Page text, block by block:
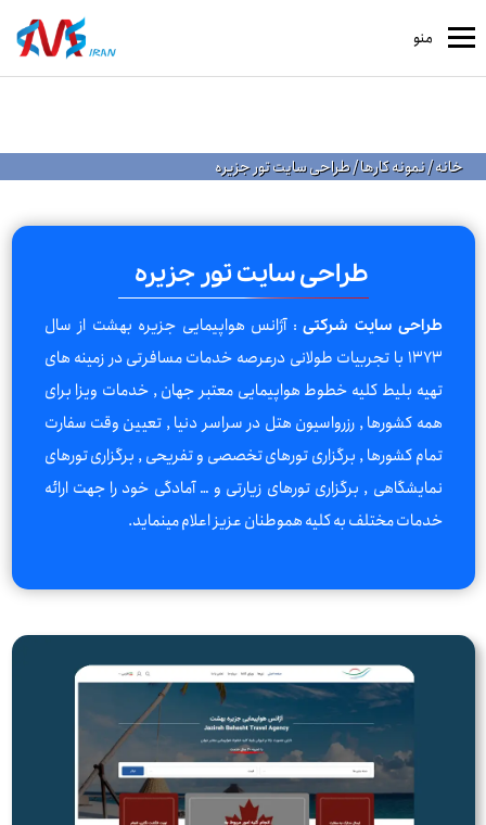
منو
خانه/نمونه کارها/طراحی سایت تور جزیره
طراحی سایت تور جزیره
طراحی سایت شرکتی: آژانس هواپیمایی جزیره بهشت از سال
1373 با تجربیات طولانی درعرصه خدمات مسافرتی در زمینه های
تهیه بلیط کلیه خطوط هواپیمایی معتبر جهان , خدمات ویزا برای
همه کشورها , رزرواسیون هتل در سراسر دنیا , تعیین وقت سفارت
تمام کشورها , برگزاری تورهای تخصصی و تفریحی , برگزاری تورهای
نمایشگاهی , برگزاری تورهای زیارتی و … آمادگی خود را جهت ارائه
خدمات مختلف به کلیه هموطنان عزیز اعلام مینماید.